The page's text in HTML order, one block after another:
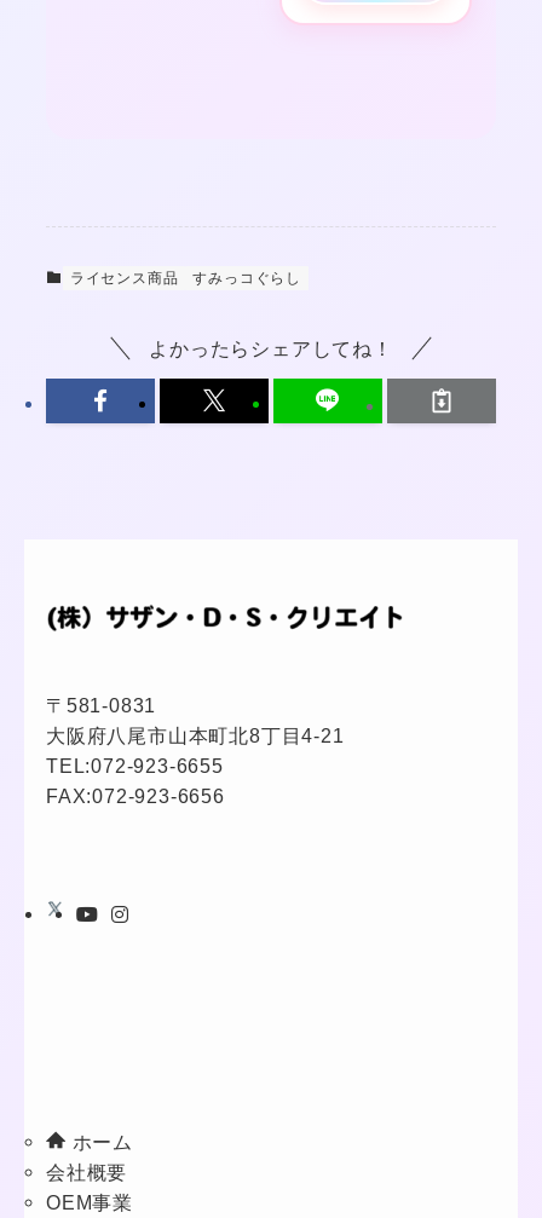
ライセンス商品 すみっコぐらし
よかったらシェアしてね！
〒581-0831
大阪府八尾市山本町北8丁目4-21
TEL:072-923-6655
FAX:072-923-6656
ホーム
会社概要
OEM事業